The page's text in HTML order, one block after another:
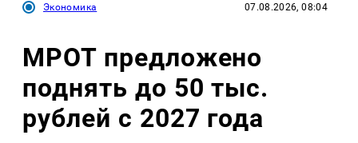
Экономика 07.08.2026, 08:04
МРОТ предложено
поднять до 50 тыс.
рублей с 2027 года